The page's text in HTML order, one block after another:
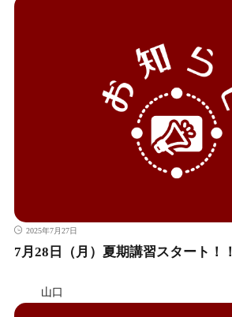
2025年7月27日
7月28日（月）夏期講習スタート！！
山口